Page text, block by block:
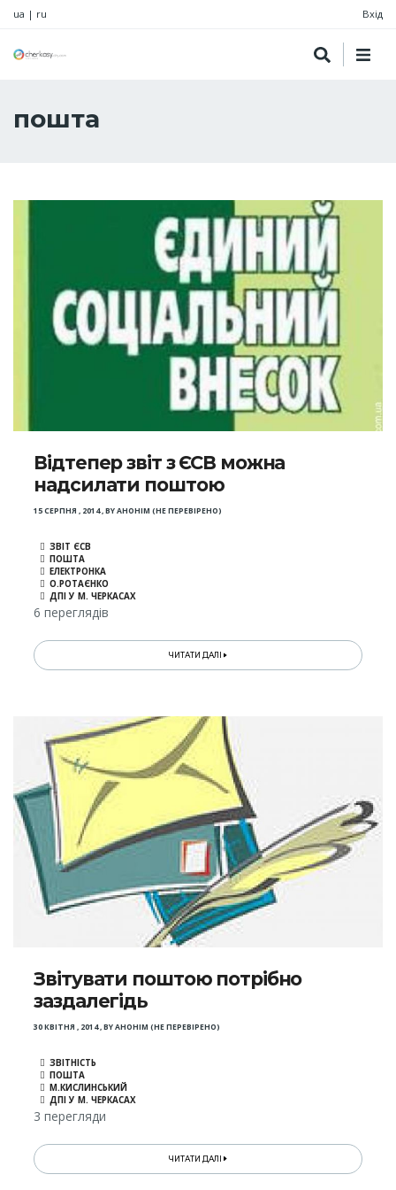
ua | ru Вхід
пошта
Відтепер звіт з ЄСВ можна
надсилати поштою
15 СЕРПНЯ , 2014,BYАНОНІМ (НЕ ПЕРЕВІРЕНО)
ЗВІТ ЄСВ
ПОШТА
ЕЛЕКТРОНКА
О.РОТАЄНКО
ДПІ У М. ЧЕРКАСАХ
6 переглядів
ЧИТАТИ ДАЛІ
Звітувати поштою потрібно
заздалегідь
30 КВІТНЯ , 2014,BYАНОНІМ (НЕ ПЕРЕВІРЕНО)
ЗВІТНІСТЬ
ПОШТА
М.КИСЛИНСЬКИЙ
ДПІ У М. ЧЕРКАСАХ
3 перегляди
ЧИТАТИ ДАЛІ